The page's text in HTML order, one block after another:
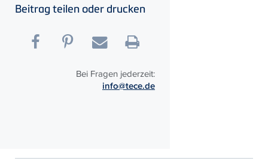
Beitrag teilen oder drucken
Bei Fragen jederzeit:
info@tece.de